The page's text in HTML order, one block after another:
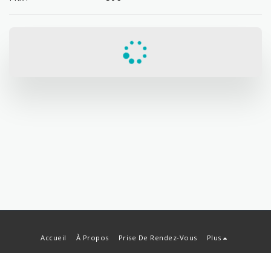
Accueil À Propos Prise De Rendez-Vous Plus